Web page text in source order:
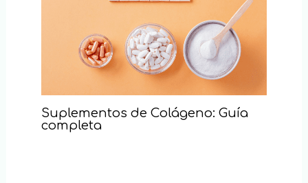
Suplementos de Colágeno: Guía
completa